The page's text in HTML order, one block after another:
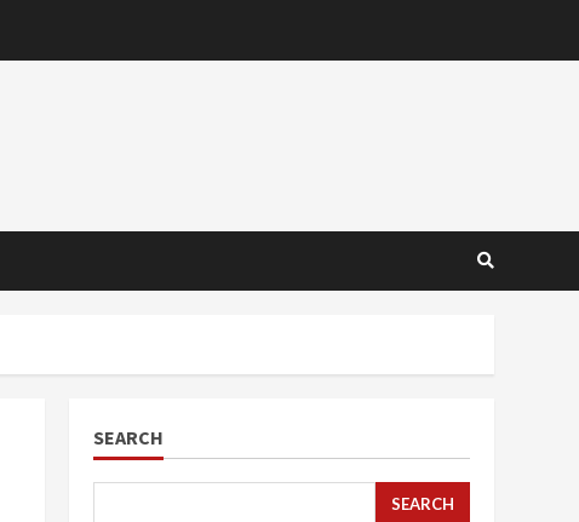
SEARCH
SEARCH